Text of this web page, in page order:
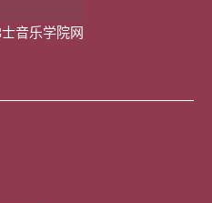
音乐学院网